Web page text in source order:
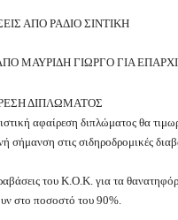
ΑΠΟ ΡΑΔΙΟ ΣΙΝΤΙΚΗ
ΜΑΥΡΙΔΗ ΓΙΩΡΓΟ ΓΙΑ
ΔΙΠΛΩΜΑΤΟΣ
αφαίρεση διπλώματος θα
σήμανση στις σιδηροδρομικές
του Κ.Ο.Κ. για τα
στο ποσοστό του 90%.